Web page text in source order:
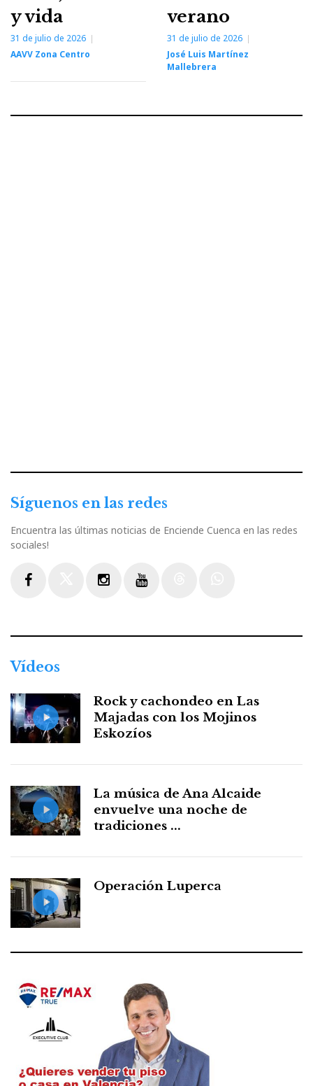
y vida
31 de julio de 2026
AAVV Zona Centro
verano
31 de julio de 2026
José Luis Martínez
Mallebrera
Síguenos en las redes
Encuentra las últimas noticias de Enciende Cuenca en las redes
sociales!
Vídeos
Rock y cachondeo en Las
Majadas con los Mojinos
Eskozíos
La música de Ana Alcaide
envuelve una noche de
tradiciones ...
Operación Luperca